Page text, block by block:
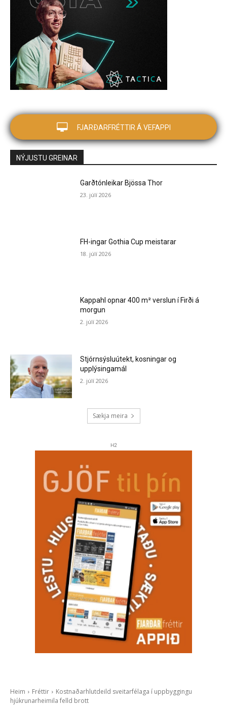
FJARÐARFRÉTTIR Á VEFAPPI
NÝJUSTU GREINAR
Garðtónleikar Bjössa Thor
23. júlí 2026
FH-ingar Gothia Cup meistarar
18. júlí 2026
Kappahl opnar 400 m² verslun í Firði á
morgun
2. júlí 2026
Stjórnsýsluútekt, kosningar og
upplýsingamál
2. júlí 2026
Sækja meira
H2